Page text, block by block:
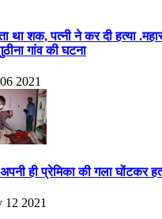
था शक, पत्नी ने कर दी हत्या
गांव की घटना
2021
ही प्रेमिका की गला घोंटकर
2021